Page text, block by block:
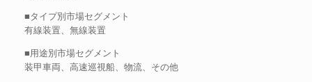
■タイプ別市場セグメント
有線装置、無線装置
■用途別市場セグメント
装甲車両、高速巡視船、物流、その他